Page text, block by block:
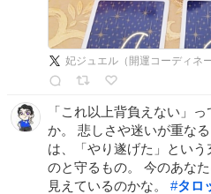
妃ジュエル（開運コーディネ
「これ以上背負えない」
か。 悲しさや迷いが重な
は、「やり遂げた」とい
のと守るもの。 今のあな
見えているのかな。 #タロ